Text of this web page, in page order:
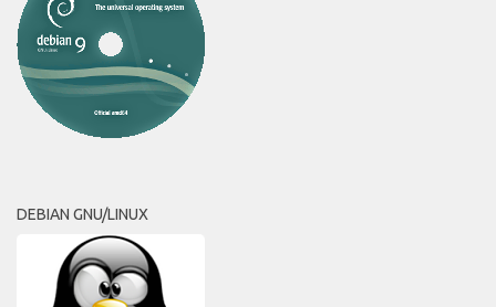
DEBIAN GNU/LINUX